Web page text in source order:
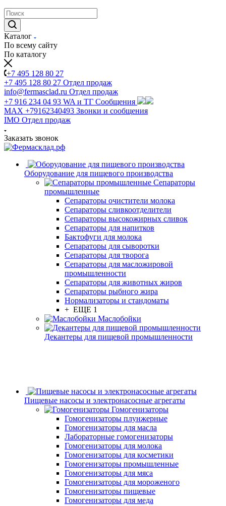
Каталог
По всему сайту
По каталогу
+7 495 128 80 27
+7 495 128 80 27 Отдел продаж
info@fermasclad.ru Отдел продаж
+7 916 234 04 93 WA и ТГ Сообщения
MAX +79162340493 Звонки и сообщения
IMO Отдел продаж
Заказать звонок
Оборудование для пищевого производства
Сепараторы
промышленные
Сепараторы очистители молока
Сепараторы сливкоотделители
Сепараторы высокожирных сливок
Сепараторы для напитков
Бактофуги для молока
Сепараторы для сыворотки
Сепараторы для творога
Сепараторы для масложировой
промышленности
Сепараторы для животных жиров
Сепараторы рыбного жира
Нормализаторы и стандоматы
+ ЕЩЕ 1
Маслобойки
Декантеры для пищевой промышленности
Пищевые насосы и электронасосные агрегаты
Гомогенизаторы
Гомогенизаторы плунжерные
Гомогенизаторы для масла
Лабораторные гомогенизаторы
Гомогенизаторы для молока
Гомогенизаторы для косметики
Гомогенизаторы промышленные
Гомогенизаторы для мяса
Гомогенизаторы для мороженого
Гомогенизаторы пищевые
Гомогенизаторы для меда